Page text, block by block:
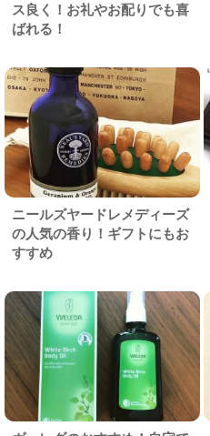
ス良く！お礼やお配りでも喜
ばれる！
ニールズヤードレメディーズ
の人気の香り！ギフトにもお
すすめ